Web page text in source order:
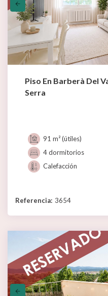
Piso En Barberà Del
Serra
91 m² (útiles)
4 dormitorios
Calefacción
Referencia: 3654